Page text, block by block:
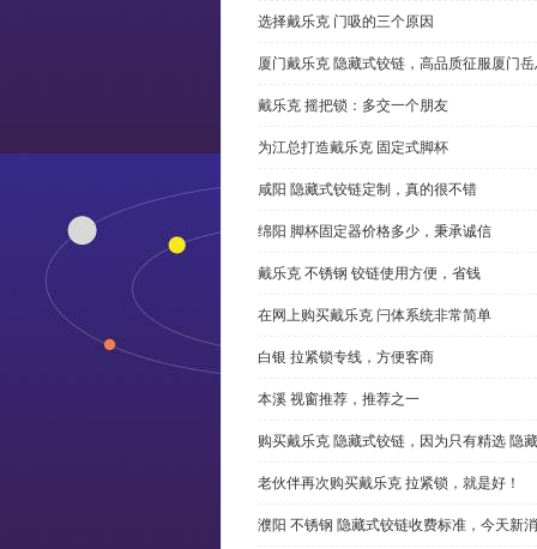
选择戴乐克 门吸的三个原因
厦门戴乐克 隐藏式铰链，高品质征服厦门
戴乐克 摇把锁：多交一个朋友
为江总打造戴乐克 固定式脚杯
咸阳 隐藏式铰链定制，真的很不错
绵阳 脚杯固定器价格多少，秉承诚信
戴乐克 不锈钢 铰链使用方便，省钱
在网上购买戴乐克 闩体系统非常简单
白银 拉紧锁专线，方便客商
本溪 视窗推荐，推荐之一
购买戴乐克 隐藏式铰链，因为只有精选 隐
老伙伴再次购买戴乐克 拉紧锁，就是好！
濮阳 不锈钢 隐藏式铰链收费标准，今天新